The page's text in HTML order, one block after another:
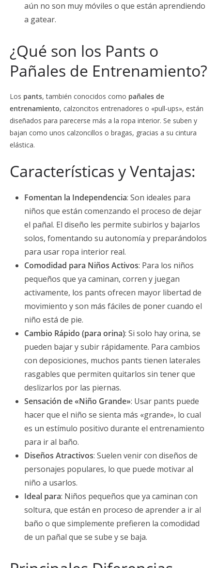
aún no son muy móviles o que están aprendiendo
a gatear.
¿Qué son los Pants o
Pañales de Entrenamiento?
Los pants, también conocidos como pañales de
entrenamiento, calzoncitos entrenadores o «pull-ups», están
diseñados para parecerse más a la ropa interior. Se suben y
bajan como unos calzoncillos o bragas, gracias a su cintura
elástica.
Características y Ventajas:
Fomentan la Independencia: Son ideales para
niños que están comenzando el proceso de dejar
el pañal. El diseño les permite subirlos y bajarlos
solos, fomentando su autonomía y preparándolos
para usar ropa interior real.
Comodidad para Niños Activos: Para los niños
pequeños que ya caminan, corren y juegan
activamente, los pants ofrecen mayor libertad de
movimiento y son más fáciles de poner cuando el
niño está de pie.
Cambio Rápido (para orina): Si solo hay orina, se
pueden bajar y subir rápidamente. Para cambios
con deposiciones, muchos pants tienen laterales
rasgables que permiten quitarlos sin tener que
deslizarlos por las piernas.
Sensación de «Niño Grande»: Usar pants puede
hacer que el niño se sienta más «grande», lo cual
es un estímulo positivo durante el entrenamiento
para ir al baño.
Diseños Atractivos: Suelen venir con diseños de
personajes populares, lo que puede motivar al
niño a usarlos.
Ideal para: Niños pequeños que ya caminan con
soltura, que están en proceso de aprender a ir al
baño o que simplemente prefieren la comodidad
de un pañal que se sube y se baja.